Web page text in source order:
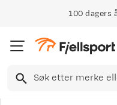
100 dagers